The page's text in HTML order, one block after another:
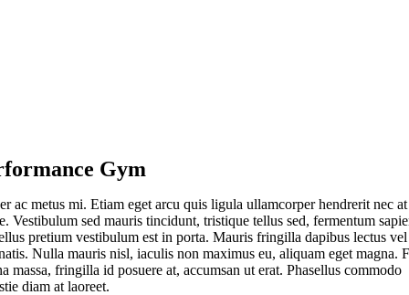
Gym
ac metus mi. Etiam eget arcu quis ligula ullamcorper hendrerit nec at
Vestibulum sed mauris tincidunt, tristique tellus sed, fermentum
pretium vestibulum est in porta. Mauris fringilla dapibus lectus vel
Nulla mauris nisl, iaculis non maximus eu, aliquam eget magna.
massa, fringilla id posuere at, accumsan ut erat. Phasellus commodo
diam at laoreet.